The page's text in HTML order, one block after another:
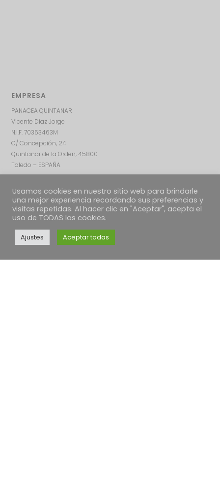
EMPRESA
PANACEA QUINTANAR
Vicente Díaz Jorge
N.I.F. 70353463M
C/ Concepción, 24
Quintanar de la Orden, 45800
Toledo – ESPAÑA
Usamos cookies en nuestro sitio web para brindarle
una mejor experiencia recordando sus preferencias y
visitas repetidas. Al hacer clic en "Aceptar", acepta el
uso de TODAS las cookies.
Ajustes Aceptar todas